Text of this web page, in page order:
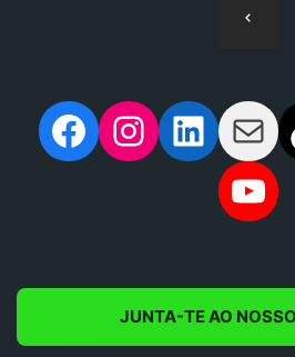
Facebook
Instagram
JUNTA-TE AO